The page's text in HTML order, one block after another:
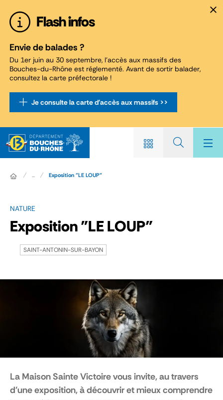
Flash infos
Envie de balades ?
Du 1er juin au 30 septembre, l'accès aux massifs des
Bouches-du-Rhône est réglementé. Avant de sortir balader,
consultez la carte préfectorale !
Je consulte la carte d'accès aux massifs >>
... Exposition "LE LOUP"
NATURE
Exposition "LE LOUP"
SAINT-ANTONIN-SUR-BAYON
La Maison Sainte Victoire vous invite, au travers
d'une exposition, à découvrir et mieux comprendre